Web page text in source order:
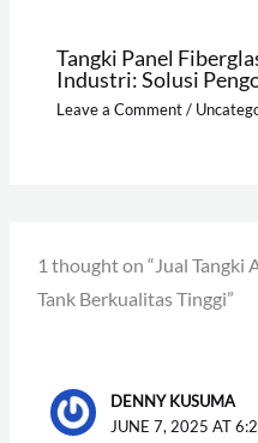
Tangki Panel
Industri: Solusi
Leave a Comment/
1 thought on “Jual Tangki
Tank Berkualitas Tinggi”
DENNY KUSUMA
JUNE 7, 2025 AT